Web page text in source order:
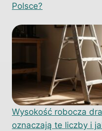
Polsce?
Wysokość robocza
oznaczają te liczby i